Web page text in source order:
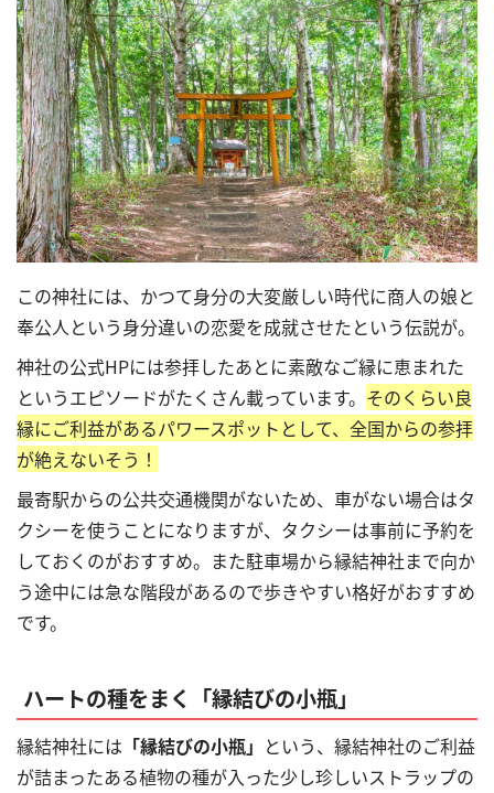
この神社には、かつて身分の大変厳しい時代に商人の娘と
奉公人という身分違いの恋愛を成就させたという伝説が。
神社の公式HPには参拝したあとに素敵なご縁に恵まれた
というエピソードがたくさん載っています。 そのくらい良
縁にご利益があるパワースポットとして、全国からの参拝
が絶えないそう！
最寄駅からの公共交通機関がないため、車がない場合はタ
クシーを使うことになりますが、タクシーは事前に予約を
しておくのがおすすめ。また駐車場から縁結神社まで向か
う途中には急な階段があるので歩きやすい格好がおすすめ
です。
ハートの種をまく「縁結びの小瓶」
縁結神社には 「縁結びの小瓶」 という、縁結神社のご利益
が詰まったある植物の種が入った少し珍しいストラップの